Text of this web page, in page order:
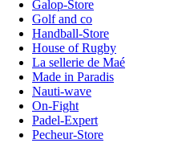
Galop-Store
Golf and co
Handball-Store
House of Rugby
La sellerie de Maé
Made in Paradis
Nauti-wave
On-Fight
Padel-Expert
Pecheur-Store